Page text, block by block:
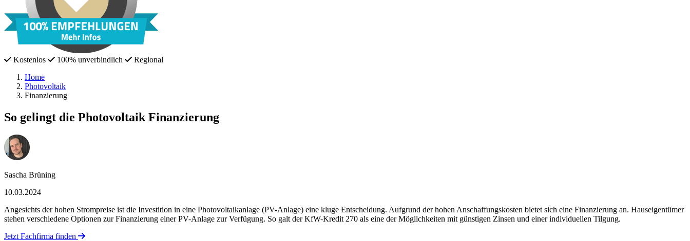
Kostenlos 100% unverbindlich
Regional
Home
Photovoltaik
Finanzierung
So gelingt die Photovoltaik Finanzierung
Sascha Brüning
10.03.2024
Angesichts der hohen Strompreise ist die Investition in eine Photovoltaikanlage (PV-Anlage) eine kluge Entscheidung. Aufgrund der hohen Anschaffungskosten bietet sich eine Finanzierung an. Hauseigentümer
stehen verschiedene Optionen zur Finanzierung einer PV-Anlage zur Verfügung. So galt der KfW-Kredit 270 als eine der Möglichkeiten mit günstigen Zinsen und einer individuellen Tilgung.
Jetzt Fachfirma finden